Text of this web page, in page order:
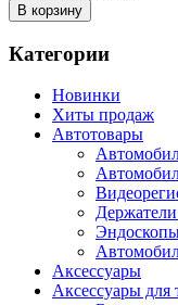
В корзину
Категории
Новинки
Хиты продаж
Автотовары
Аксессуары
Аксессуары для